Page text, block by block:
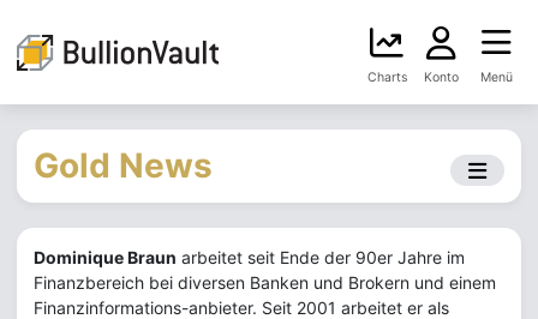
Charts Konto Menü
Gold News
Dominique Braun arbeitet seit Ende der 90er Jahre im
Finanzbereich bei diversen Banken und Brokern und einem
Finanzinformations-anbieter. Seit 2001 arbeitet er als